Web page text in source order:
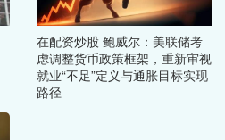
在配资炒股 鲍威尔：美联储考
虑调整货币政策框架，重新审视
就业“不足”定义与通胀目标实现
路径